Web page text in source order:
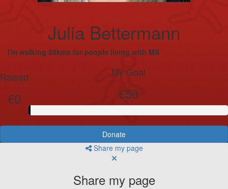
Julia Bettermann
I'm walking 50kms for people living with MS
Raised
€0
My Goal
€50
Donate
Share my page
Share my page